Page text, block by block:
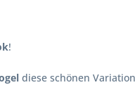
!
diese schönen